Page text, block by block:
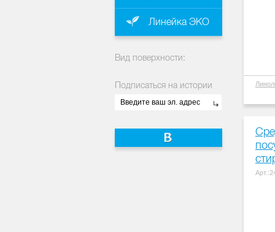
Линейка ЭКО
Вид поверхности:
Подписаться на истории